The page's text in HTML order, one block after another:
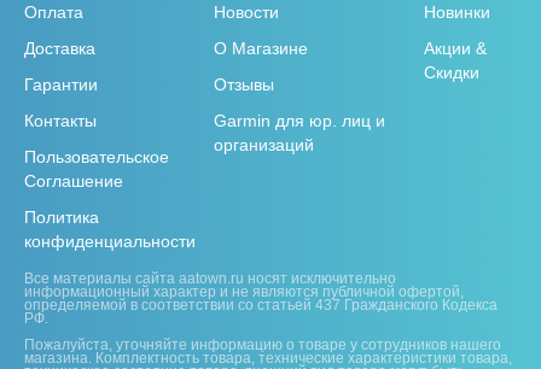
Оплата
Доставка
Гарантии
Контакты
Пользовательское
Соглашение
Политика
конфиденциальности
Новости
О Магазине
Отзывы
Garmin для юр. лиц и
организаций
Новинки
Акции &
Скидки
Все материалы сайта aatown.ru носят исключительно
информационный характер и не являются публичной офертой,
определяемой в соответствии со статьей 437 Гражданского Кодекса
РФ.
Пожалуйста, уточняйте информацию о товаре у сотрудников нашего
магазина. Комплектность товара, технические характеристики товара,